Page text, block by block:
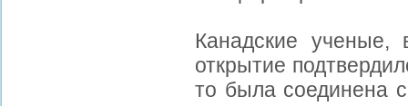
Канадские ученые,
открытие
то была соединена